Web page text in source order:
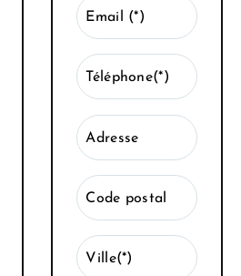
Email (*)
Téléphone(*)
Adresse
Code postal
Ville(*)